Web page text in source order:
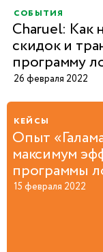
события
Charuel: Как
скидок и
программу
26 февраля 2022
кейсы
Опыт
максимум
программы
15 февраля 2022